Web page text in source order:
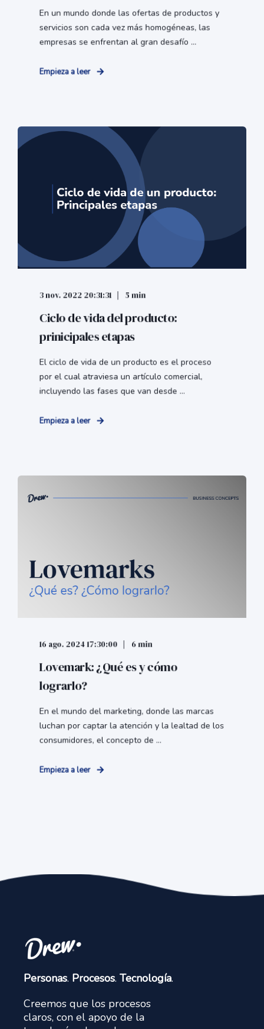
En un mundo donde las ofertas de productos y
servicios son cada vez más homogéneas, las
empresas se enfrentan al gran desafío ...
Empieza a leer
3 nov. 2022 20:31:31 5 min
Ciclo de vida del producto:
prinicipales etapas
El ciclo de vida de un producto es el proceso
por el cual atraviesa un artículo comercial,
incluyendo las fases que van desde ...
Empieza a leer
16 ago. 2024 17:30:00 6 min
Lovemark: ¿Qué es y cómo
lograrlo?
En el mundo del marketing, donde las marcas
luchan por captar la atención y la lealtad de los
consumidores, el concepto de ...
Empieza a leer
Personas. Procesos. Tecnología.
Creemos que los procesos
claros, con el apoyo de la